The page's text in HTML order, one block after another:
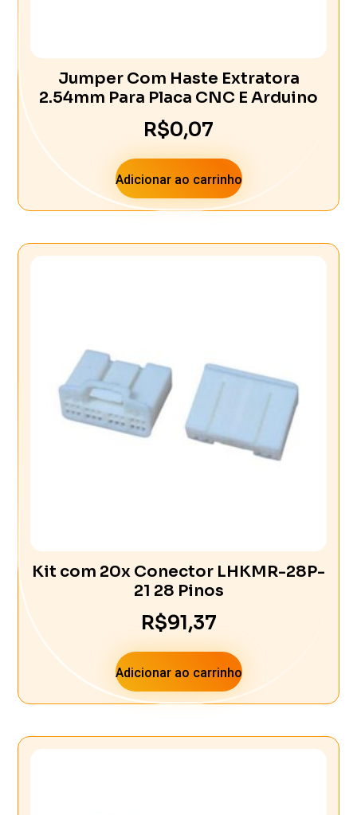
Jumper Com Haste Extratora
2.54mm Para Placa CNC E Arduino
R$0,07
Adicionar ao carrinho
Kit com 20x Conector LHKMR-28P-
21 28 Pinos
R$91,37
Adicionar ao carrinho